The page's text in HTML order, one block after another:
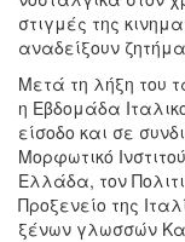
στιγμές της
αναδείξουν
Μετά τη λήξη του
η Εβδομάδα
είσοδο και σε
Μορφωτικό
Ελλάδα, τον
Προξενείο της
ξένων γλωσσών